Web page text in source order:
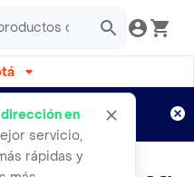
en
servicio,
rápidas y
Aplican TyC